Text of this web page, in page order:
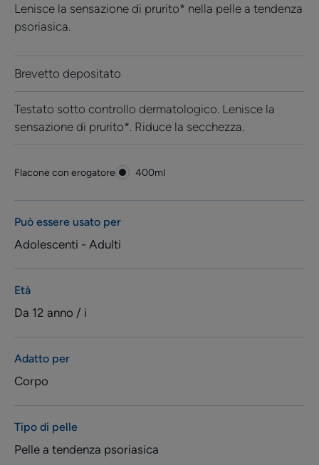
Lenisce la sensazione di prurito* nella pelle a tendenza
psoriasica.
Brevetto depositato
Testato sotto controllo dermatologico. Lenisce la
sensazione di prurito*. Riduce la secchezza.
Flacone con erogatore
Flacone
erogatore
400ml
Può essere usato per
Adolescenti - Adulti
Età
Da 12 anno / i
Adatto per
Corpo
Tipo di pelle
Pelle a tendenza psoriasica